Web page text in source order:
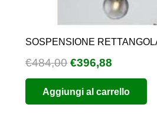
SOSPENSIONE
€484,00 Il
prezzo
originale
era:
€396,88
prezzo
attuale
è:
Aggiungi al carrello